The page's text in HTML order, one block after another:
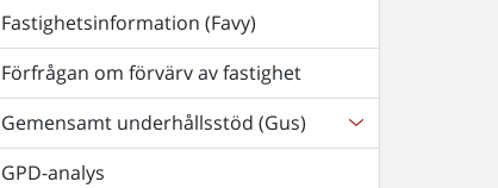
Fastighetsinformation (Favy)
Förfrågan om förvärv av fastighet
Gemensamt underhållsstöd (Gus)
GPD-analys